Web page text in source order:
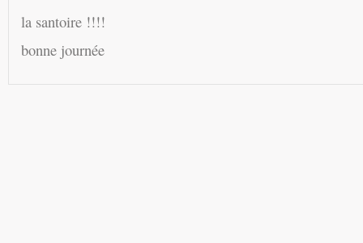
la santoire !!!!
bonne journée